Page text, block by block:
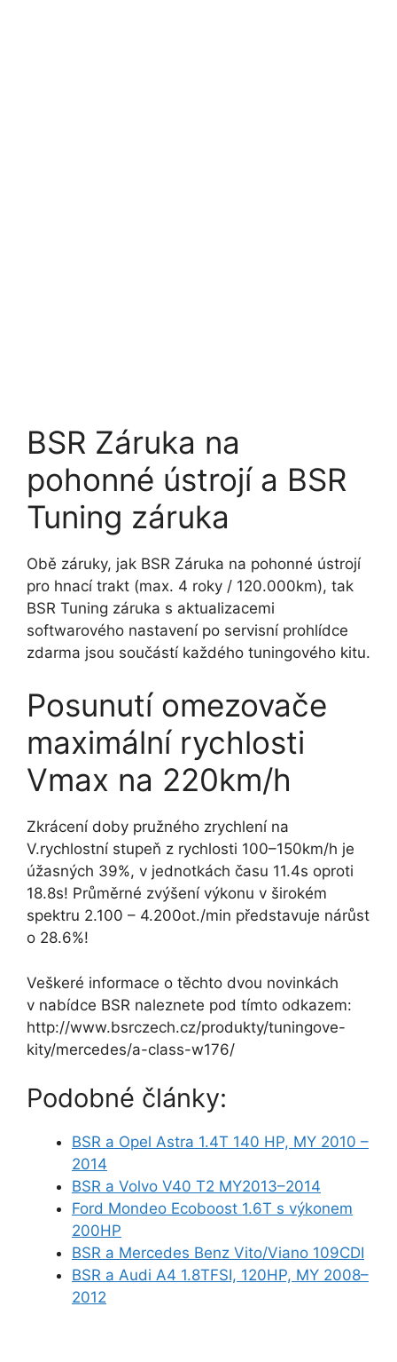
BSR Záruka na
pohonné ústrojí a BSR
Tuning záruka
Obě záruky, jak BSR Záruka na pohonné ústrojí
pro hnací trakt (max. 4 roky / 120.000km), tak
BSR Tuning záruka s aktualizacemi
softwarového nastavení po servisní prohlídce
zdarma jsou součástí každého tuningového kitu.
Posunutí omezovače
maximální rychlosti
Vmax na 220km/h
Zkrácení doby pružného zrychlení na
V.rychlostní stupeň z rychlosti 100–150km/h je
úžasných 39%, v jednotkách času 11.4s oproti
18.8s! Průměrné zvýšení výkonu v širokém
spektru 2.100 – 4.200ot./min představuje nárůst
o 28.6%!
Veškeré informace o těchto dvou novinkách
v nabídce BSR naleznete pod tímto odkazem:
http://www.bsrczech.cz/pro­dukty/tuningove-
kity/mercedes/a-class-w176/
Podobné články:
BSR a Opel Astra 1.4T 140 HP, MY 2010 –
2014
BSR a Volvo V40 T2 MY2013–2014
Ford Mondeo Ecoboost 1.6T s výkonem
200HP
BSR a Mercedes Benz Vito/Viano 109CDI
BSR a Audi A4 1.8TFSI, 120HP, MY 2008–
2012